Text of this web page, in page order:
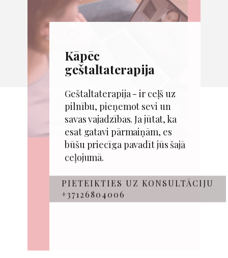
​Kāpēc
geštaltaterapija
​ ​Geštaltaterapija - ir ceļš uz
pilnību, pieņemot sevi un
savas vajadzības. Ja jūtat, ka
esat gatavi pārmaiņām, es
būšu priecīga pavadīt jūs šajā
ceļojumā.
PIETEIKTIES UZ KONSULTĀCIJU
+37126804006